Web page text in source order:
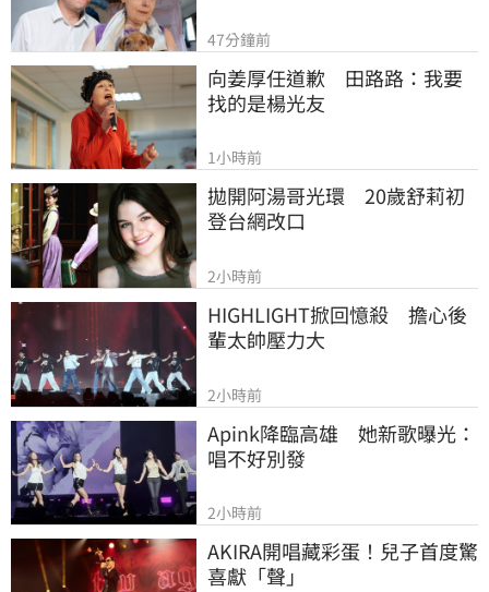
47分鐘前
向姜厚任道歉　田路路：我要
找的是楊光友
1小時前
拋開阿湯哥光環　20歲舒莉初
登台網改口
2小時前
HIGHLIGHT掀回憶殺　擔心後
輩太帥壓力大
2小時前
Apink降臨高雄　她新歌曝光：
唱不好別發
2小時前
AKIRA開唱藏彩蛋！兒子首度驚
喜獻「聲」